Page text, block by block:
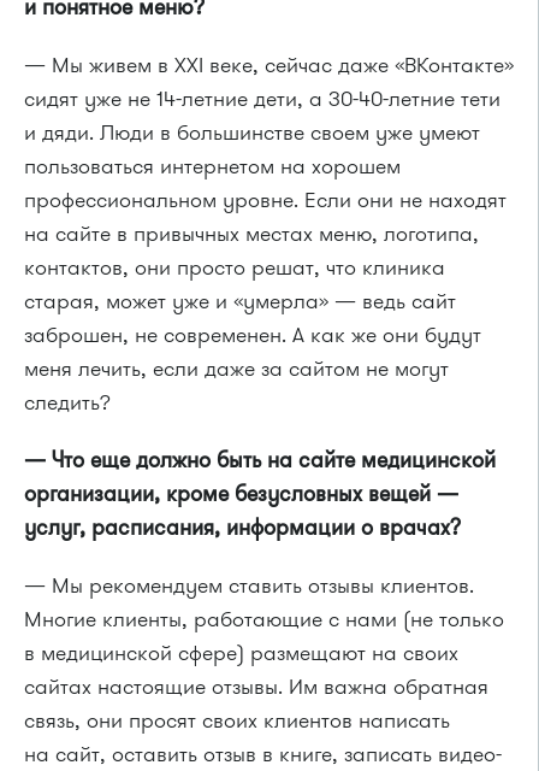
и понятное меню?
— Мы живем в XXI веке, сейчас даже «ВКонтакте»
сидят уже не 14-летние дети, а 30-40-летние тети
и дяди. Люди в большинстве своем уже умеют
пользоваться интернетом на хорошем
профессиональном уровне. Если они не находят
на сайте в привычных местах меню, логотипа,
контактов, они просто решат, что клиника
старая, может уже и «умерла» — ведь сайт
заброшен, не современен. А как же они будут
меня лечить, если даже за сайтом не могут
следить?
— Что еще должно быть на сайте медицинской
организации, кроме безусловных вещей —
услуг, расписания, информации о врачах?
— Мы рекомендуем ставить отзывы клиентов.
Многие клиенты, работающие с нами (не только
в медицинской сфере) размещают на своих
сайтах настоящие отзывы. Им важна обратная
связь, они просят своих клиентов написать
на сайт, оставить отзыв в книге, записать видео-